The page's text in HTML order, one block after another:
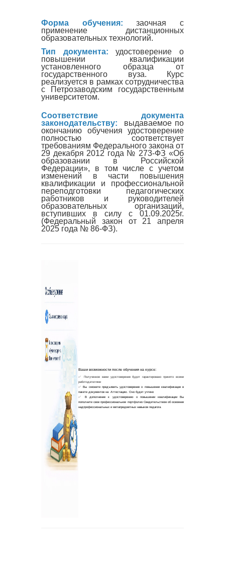
Форма обучения: заочная с
применение дистанционных
образовательных технологий.
Тип документа:удостоверение о
повышении квалификации
установленного образца от
государственного вуза. Курс
реализуется в рамках сотрудничества
с Петрозаводским государственным
университетом.
Соответствие документа
законодательству: выдаваемое по
окончанию обучения удостоверение
полностью соответствует
требованиям Федерального закона от
29 декабря 2012 года № 273-ФЗ «Об
образовании в Российской
Федерации», в том числе с учетом
изменений в части повышения
квалификации и профессиональной
переподготовки педагогических
работников и руководителей
образовательных организаций,
вступивших в силу с 01.09.2025г.
(Федеральный закон от 21 апреля
2025 года № 86-ФЗ).